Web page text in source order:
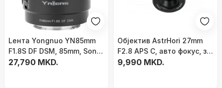
Lента Yongnuo YN85mm
F1.8S DF DSM, 85mm, Sony
E Mount, црна
27,790 MKD.
Објектив AstrHori 27mm
F2.8 APS C, авто фокус, за
Nikon Z
9,990 MKD.